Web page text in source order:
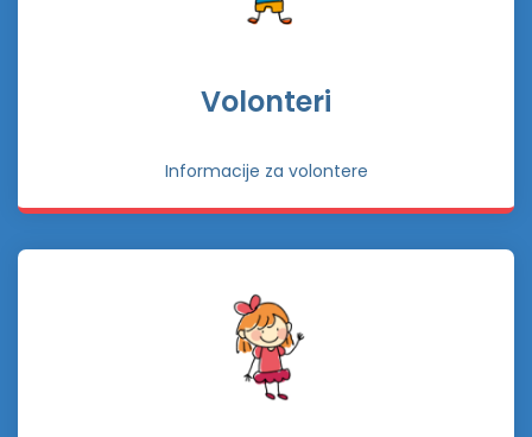
Volonteri
Informacije za volontere